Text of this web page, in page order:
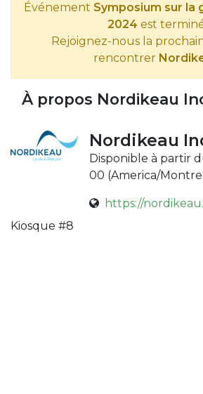
Événement Symposium sur la
2024 est
Rejoignez-nous la
rencontrer
À propos Nordikeau
Nordikeau
Disponible à partir
00 (America/
https://
Kiosque #8